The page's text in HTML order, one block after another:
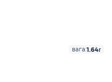
вага:1.64г